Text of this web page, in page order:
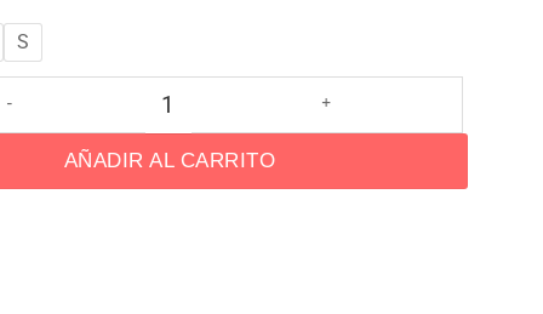
S
AÑADIR AL CARRITO